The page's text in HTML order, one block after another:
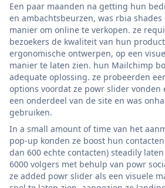
Een paar maanden na getting hun
en ambachtsbeurzen, was rbia shades
manier om online te verkopen. ze
bezoekers de kwaliteit van hun
ergonomische ontwerpen, op een
manier te laten zien. hun Mailchimp
adequate oplossing. ze probeerden
options voordat ze powr slider vonden
een onderdeel van de site en was
gebruiken.
In a small amount of time van het
pop-up konden ze boost hun
dan 600 echte contacten) steadily
6000 volgers met behulp van powr
ze added powr slider als een visuele